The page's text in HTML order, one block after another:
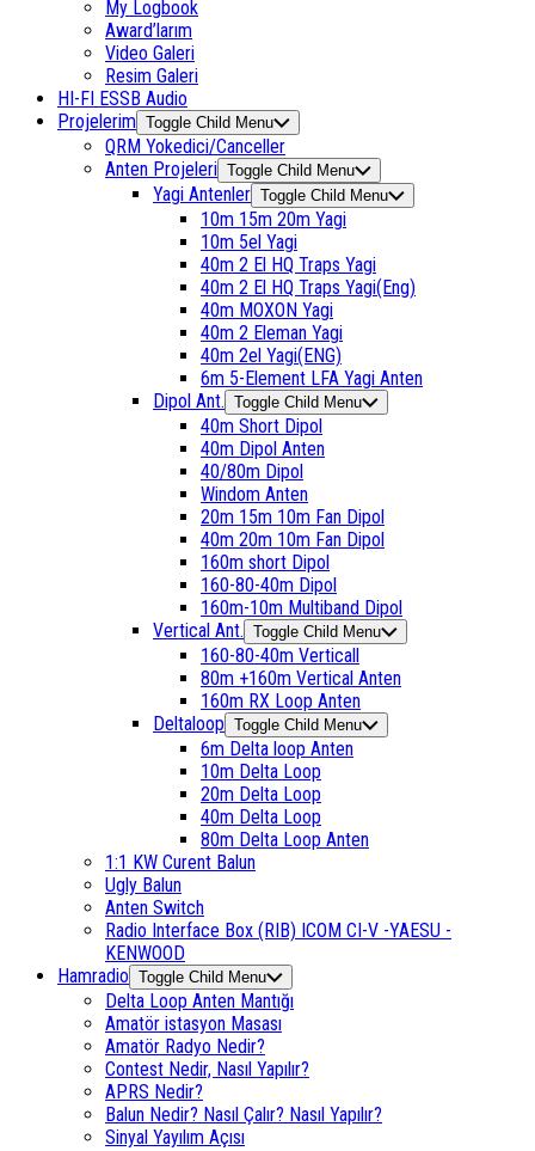
My Logbook
Award’larım
Video Galeri
Resim Galeri
HI-FI ESSB Audio
Projelerim Toggle Child Menu
QRM Yokedici/Canceller
Anten Projeleri Toggle Child Menu
Yagi Antenler Toggle Child Menu
10m 15m 20m Yagi
10m 5el Yagi
40m 2 El HQ Traps Yagi
40m 2 El HQ Traps Yagi(Eng)
40m MOXON Yagi
40m 2 Eleman Yagi
40m 2el Yagi(ENG)
6m 5-Element LFA Yagi Anten
Dipol Ant. Toggle Child Menu
40m Short Dipol
40m Dipol Anten
40/80m Dipol
Windom Anten
20m 15m 10m Fan Dipol
40m 20m 10m Fan Dipol
160m short Dipol
160-80-40m Dipol
160m-10m Multiband Dipol
Vertical Ant. Toggle Child Menu
160-80-40m Verticall
80m +160m Vertical Anten
160m RX Loop Anten
Deltaloop Toggle Child Menu
6m Delta loop Anten
10m Delta Loop
20m Delta Loop
40m Delta Loop
80m Delta Loop Anten
1:1 KW Curent Balun
Ugly Balun
Anten Switch
Radio Interface Box (RIB) ICOM CI-V -YAESU -
KENWOOD
Hamradio Toggle Child Menu
Delta Loop Anten Mantığı
Amatör istasyon Masası
Amatör Radyo Nedir?
Contest Nedir, Nasıl Yapılır?
APRS Nedir?
Balun Nedir? Nasıl Çalır? Nasıl Yapılır?
Sinyal Yayılım Açısı